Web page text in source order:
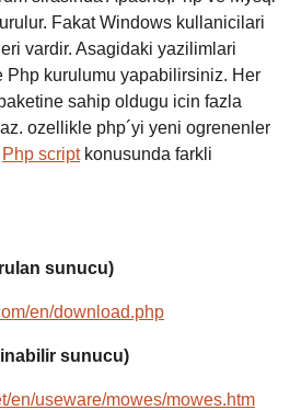
Fakat Windows kullanicilari
vardir. Asagidaki yazilimlari
Php kurulumu yapabilirsiniz. Her
sahip oldugu icin fazla
ozellikle php´yi yeni ogrenenler
Php scriptkonusunda farkli
sunucu)
en/download.php
sunucu)
en/useware/mowes/mowes.htm